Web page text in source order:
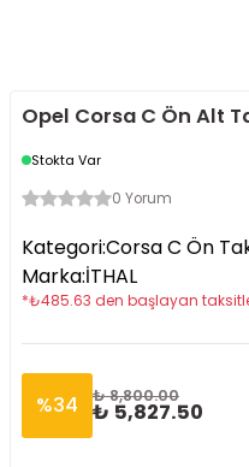
Opel Corsa C Ön Alt
Stokta Var
0 Yorum
Kategori:Corsa C Ön
Marka:İTHAL
*₺485.63 den başlayan
%34 ₺ 8,800.00
₺ 5,827.50